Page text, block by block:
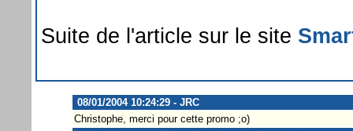
Suite de l'article sur le site
08/01/2004 10:24:29 - JRC
Christophe, merci pour cette promo ;o)